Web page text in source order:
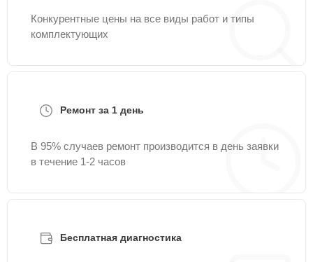
Конкурентные цены на все виды работ и типы
комплектующих
Ремонт за 1 день
В 95% случаев ремонт производится в день заявки
в течение 1-2 часов
Бесплатная диагностика